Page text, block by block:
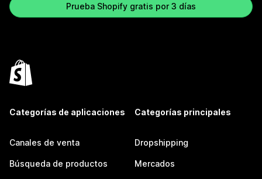
Prueba Shopify gratis por 3 días
Categorías de aplicaciones
Canales de venta
Búsqueda de productos
Categorías principales
Dropshipping
Mercados